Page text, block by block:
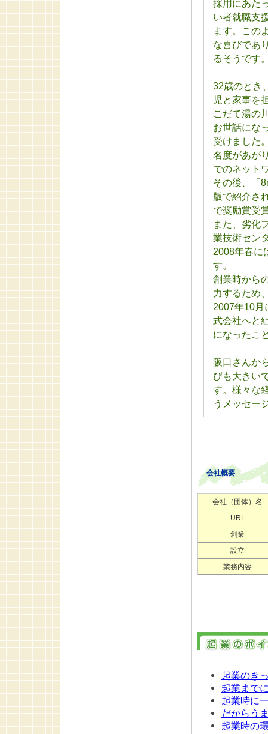
採用にあた
い者就職支
ます。この
な喜びであ
るそうです
32歳のとき
児と家事を
こだて湯の
お世話にな
受けました
名度があが
でのネット
その後、「
版で紹介さ
で奨励賞受
また、劣化
業技術セン
2008年春に
す。
創業時から
力するため
2007年10月
式会社へと
になったこ
阪口さんか
びも大きい
す。様々な
うメッセー
会社概要
会社（団体）名
URL
創業
設立
業務内容
起業のき
起業まで
起業時に
だからう
起業時の